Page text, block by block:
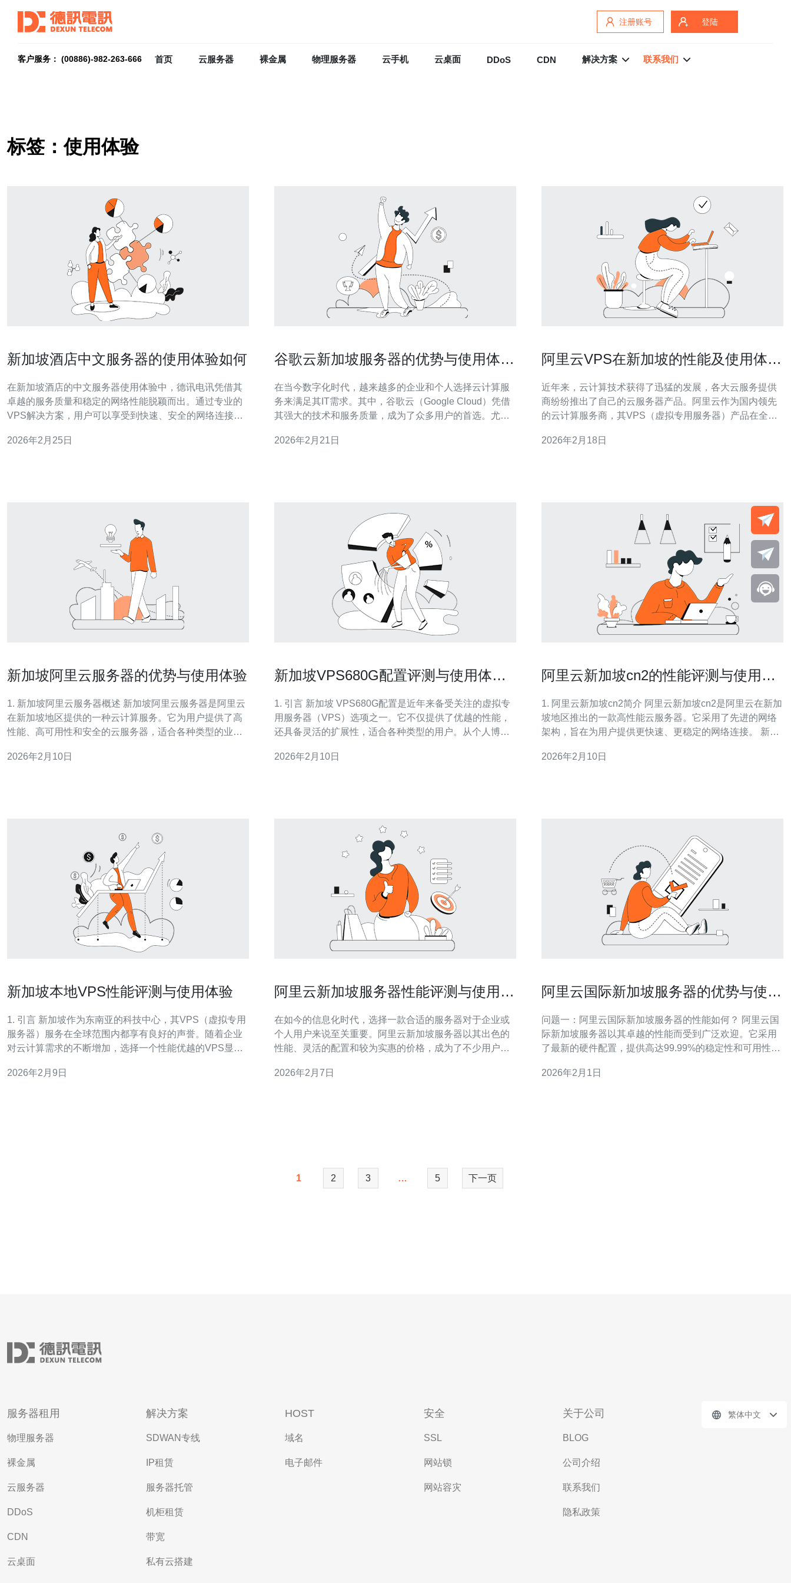
注册账号 登陆
客户服务： (00886)-982-263-666 首页 云服务器 裸金属 物理服务器 云手机 云桌面 DDoS CDN 解决方案 联系我们
标签：使用体验
新加坡酒店中文服务器的使用体验如何
在新加坡酒店的中文服务器使用体验中，德讯电讯凭借其
卓越的服务质量和稳定的网络性能脱颖而出。通过专业的
VPS解决方案，用户可以享受到快速、安全的网络连接，
讨新加坡酒店中文服务器的特点及其带来的便利，并着重
2026年2月25日
谷歌云新加坡服务器的优势与使用体验
在当今数字化时代，越来越多的企业和个人选择云计算服
务来满足其IT需求。其中，谷歌云（Google Cloud）凭借
其强大的技术和服务质量，成为了众多用户的首选。尤其
备受关注。本文将详细分析谷歌云新加坡服务器的优势，
2026年2月21日
阿里云VPS在新加坡的性能及使用体验
近年来，云计算技术获得了迅猛的发展，各大云服务提供
商纷纷推出了自己的云服务器产品。阿里云作为国内领先
的云计算服务商，其VPS（虚拟专用服务器）产品在全球
在新加坡的性能及使用体验，帮助您更好地了解这一产
2026年2月18日
新加坡阿里云服务器的优势与使用体验
1. 新加坡阿里云服务器概述 新加坡阿里云服务器是阿里云
在新加坡地区提供的一种云计算服务。它为用户提供了高
性能、高可用性和安全的云服务器，适合各种类型的业务
势以及使用体验，并提供详细的实际操作步骤。 2. 新加坡
2026年2月10日
新加坡VPS680G配置评测与使用体验
1. 引言 新加坡 VPS680G配置是近年来备受关注的虚拟专
用服务器（VPS）选项之一。它不仅提供了优越的性能，
还具备灵活的扩展性，适合各种类型的用户。从个人博客
来，我们将对其配置、性能及使用体验进行全面评测。 2.
2026年2月10日
阿里云新加坡cn2的性能评测与使用体
1. 阿里云新加坡cn2简介 阿里云新加坡cn2是阿里云在新加
坡地区推出的一款高性能云服务器。它采用了先进的网络
架构，旨在为用户提供更快速、更稳定的网络连接。 新加
接的应用场景，例如在线游戏、视频直播和大数据处理
2026年2月10日
新加坡本地VPS性能评测与使用体验
1. 引言 新加坡作为东南亚的科技中心，其VPS（虚拟专用
服务器）服务在全球范围内都享有良好的声誉。随着企业
对云计算需求的不断增加，选择一个性能优越的VPS显得
享实际使用体验。 2. VPS的基本概念 VPS即Virtual
2026年2月9日
阿里云新加坡服务器性能评测与使用体
在如今的信息化时代，选择一款合适的服务器对于企业或
个人用户来说至关重要。阿里云新加坡服务器以其出色的
性能、灵活的配置和较为实惠的价格，成为了不少用户的
能、稳定性、性价比等方面的表现，帮助用户做出更明智
2026年2月7日
阿里云国际新加坡服务器的优势与使用
问题一：阿里云国际新加坡服务器的性能如何？ 阿里云国
际新加坡服务器以其卓越的性能而受到广泛欢迎。它采用
了最新的硬件配置，提供高达99.99%的稳定性和可用性。
扩展，确保在高并发情况下依然能够保持良好的响应速
2026年2月1日
1 2 3 … 5 下一页
服务器租用
物理服务器
裸金属
云服务器
DDoS
CDN
云桌面
解决方案
SDWAN专线
IP租赁
服务器托管
机柜租赁
带宽
私有云搭建
HOST
域名
电子邮件
安全
SSL
网站锁
网站容灾
关于公司
BLOG
公司介绍
联系我们
隐私政策
繁体中文